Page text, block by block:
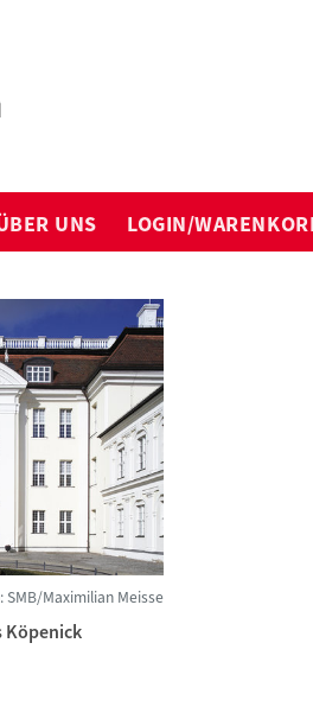
UNS LOGIN/
SMB/Maximilian Meisse
Köpenick